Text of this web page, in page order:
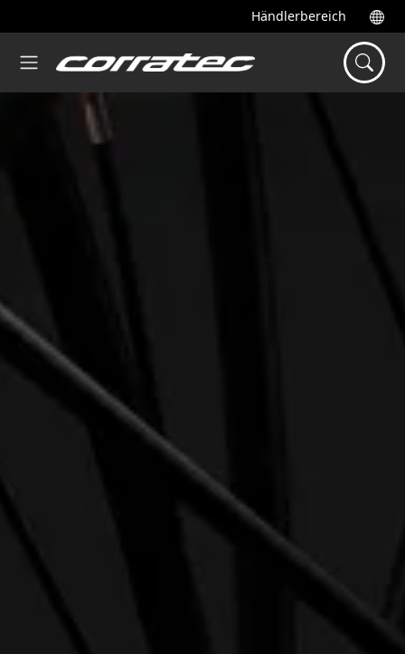
Händlerbereich
Startseite